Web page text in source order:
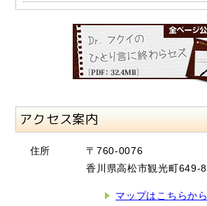
アクセス案内
住所
〒760-0076
香川県高松市観光町649-8
マップはこちらから